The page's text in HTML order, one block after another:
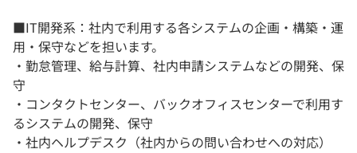
■IT開発系：社内で利用する各システムの企画・構築・運
用・保守などを担います。
・勤怠管理、給与計算、社内申請システムなどの開発、保
守
・コンタクトセンター、バックオフィスセンターで利用す
るシステムの開発、保守
・社内ヘルプデスク（社内からの問い合わせへの対応）